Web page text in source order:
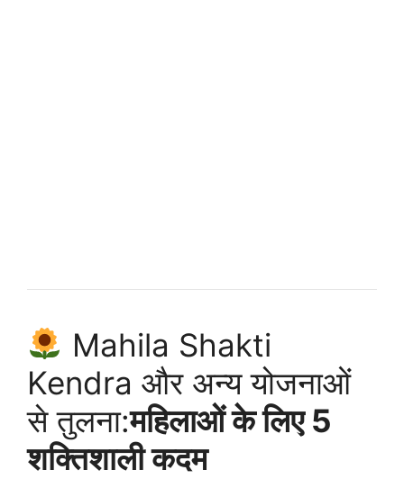
Mahila Shakti
Kendra और अन्य योजनाओं
से तुलना:महिलाओं के लिए 5
शक्तिशाली कदम